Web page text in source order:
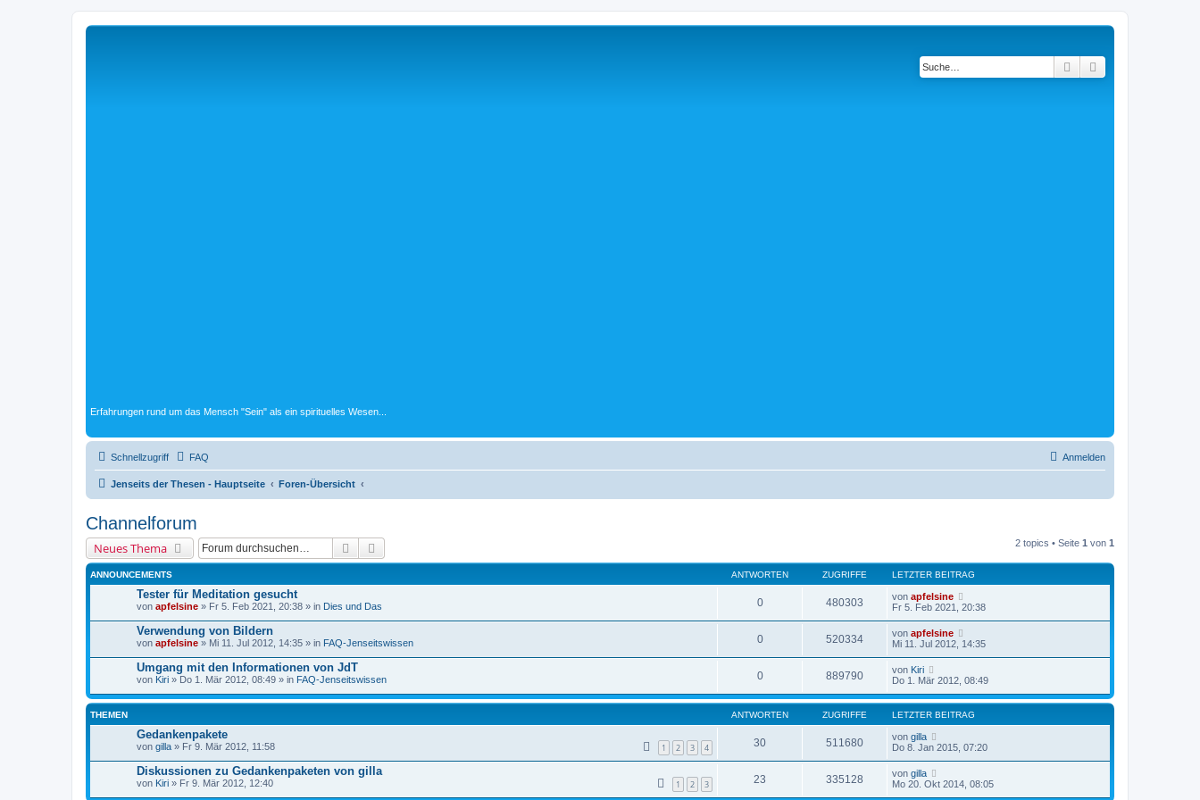
Erfahrungen rund um das Mensch "Sein" als ein spirituelles Wesen...
Suche
Schnellzugriff FAQ Anmelden
Jenseits der Thesen - Hauptseite Foren-Übersicht
Channelforum
Neues Thema Suche 2 topics • Seite 1 von 1
ANNOUNCEMENTS ANTWORTEN ZUGRIFFE LETZTER BEITRAG
Tester für Meditation gesucht
von apfelsine » Fr 5. Feb 2021, 20:38 » in Dies und Das 0 480303 von apfelsine
Fr 5. Feb 2021, 20:38
Verwendung von Bildern
von apfelsine » Mi 11. Jul 2012, 14:35 » in FAQ-Jenseitswissen 0 520334 von apfelsine
Mi 11. Jul 2012, 14:35
Umgang mit den Informationen von JdT
von Kiri » Do 1. Mär 2012, 08:49 » in FAQ-Jenseitswissen 0 889790 von Kiri
Do 1. Mär 2012, 08:49
THEMEN ANTWORTEN ZUGRIFFE LETZTER BEITRAG
Gedankenpakete
von gilla » Fr 9. Mär 2012, 11:58 1 2 3 4 30 511680 von gilla
Do 8. Jan 2015, 07:20
Diskussionen zu Gedankenpaketen von gilla
von Kiri » Fr 9. Mär 2012, 12:40 1 2 3 23 335128 von gilla
Mo 20. Okt 2014, 08:05